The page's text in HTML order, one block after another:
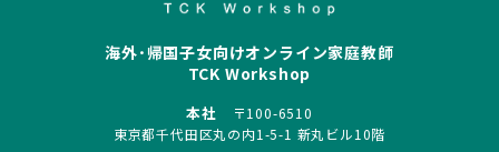
海外･帰国子女向けオンライン家庭教師
TCK Workshop
本社
〒100-6510
東京都千代田区丸の内1-5-1 新丸ビル10階